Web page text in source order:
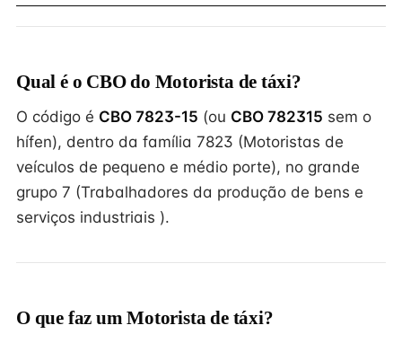
Qual é o CBO do Motorista de táxi?
O código é CBO 7823-15 (ou CBO 782315 sem o
hífen), dentro da família 7823 (Motoristas de
veículos de pequeno e médio porte), no grande
grupo 7 (Trabalhadores da produção de bens e
serviços industriais ).
O que faz um Motorista de táxi?